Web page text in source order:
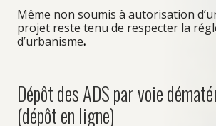
Vignoble
Fêtes, Célébrations
Associations
Même non soumis à autorisation
projet reste tenu de respecter la
d’urbanisme.
Dépôt des ADS par voie
(dépôt en ligne)